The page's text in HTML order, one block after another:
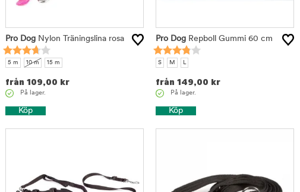
Pro DogNylon Träningslina rosa
5 m 10 m 15 m
från 109,00 kr
På lager.
Köp
Pro DogRepboll Gummi 60 cm
S M L
från 149,00 kr
På lager.
Köp